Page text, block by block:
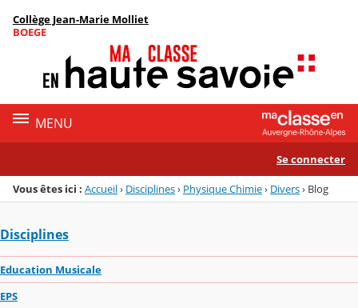
Menu de la rubrique
Contenu
Collège Jean-Marie Molliet
BOEGE
MENU
Se connecter
Vous êtes ici : Accueil› Disciplines› Physique Chimie› Divers› Blog
Disciplines
Education Musicale
EPS